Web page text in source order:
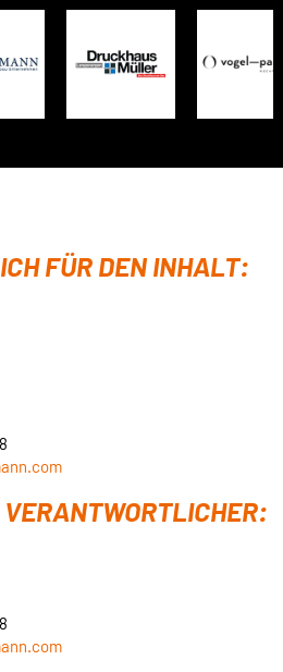
FÜR DEN INHALT: